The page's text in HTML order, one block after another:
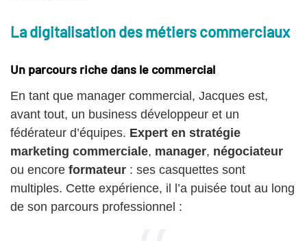
La digitalisation des métiers commerciaux
Un parcours riche dans le commercial
En tant que manager commercial, Jacques est,
avant tout, un business développeur et un
fédérateur d’équipes. Expert en stratégie
marketing commerciale, manager, négociateur
ou encore formateur : ses casquettes sont
multiples. Cette expérience, il l’a puisée tout au long
de son parcours professionnel :